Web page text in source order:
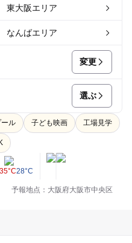
東大阪エリア
なんばエリア
変更
選ぶ
ール 子ども映画 工場見学
35°C28°C
予報地点：大阪府大阪市中央区